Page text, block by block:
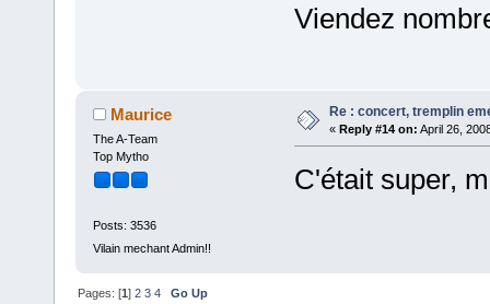
Viendez
Maurice
The A-Team
Top Mytho
Posts: 3536
Vilain mechant Admin!!
Re : concert, tremplin
« Reply #14 on: April 26,
C'était super,
Pages: [1]2 3 4 Go Up